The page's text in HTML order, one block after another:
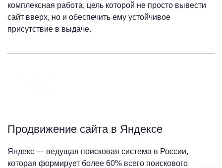
комплексная работа, цель которой не просто вывести
сайт вверх, но и обеспечить ему устойчивое
присутствие в выдаче.
Продвижение сайта в Яндексе
Яндекс — ведущая поисковая система в России,
которая формирует более 60% всего поискового